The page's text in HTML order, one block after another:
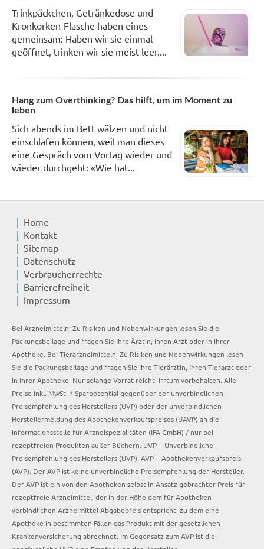
Trinkpäckchen, Getränkedose und
Kronkorken-Flasche haben eines
gemeinsam: Haben wir sie einmal
geöffnet, trinken wir sie meist leer....
Hang zum Overthinking? Das hilft, um im Moment zu
leben
Sich abends im Bett wälzen und nicht
einschlafen können, weil man dieses
eine Gespräch vom Vortag wieder und
wieder durchgeht: «Wie hat...
Home
Kontakt
Sitemap
Datenschutz
Verbraucherrechte
Barrierefreiheit
Impressum
Bei Arzneimitteln: Zu Risiken und Nebenwirkungen lesen Sie die
Packungsbeilage und fragen Sie Ihre Ärztin, Ihren Arzt oder in Ihrer
Apotheke. Bei Tierarzneimitteln: Zu Risiken und Nebenwirkungen lesen
Sie die Packungsbeilage und fragen Sie Ihre Tierärztin, Ihren Tierarzt oder
in Ihrer Apotheke. Nur solange Vorrat reicht. Irrtum vorbehalten. Alle
Preise inkl. MwSt. * Sparpotential gegenüber der unverbindlichen
Preisempfehlung des Herstellers (UVP) oder der unverbindlichen
Herstellermeldung des Apothekenverkaufspreises (UAVP) an die
Informationsstelle für Arzneispezialitäten (IFA GmbH) / nur bei
rezeptfreien Produkten außer Büchern. UVP = Unverbindliche
Preisempfehlung des Herstellers (UVP). AVP = Apothekenverkaufspreis
(AVP). Der AVP ist keine unverbindliche Preisempfehlung der Hersteller.
Der AVP ist ein von den Apotheken selbst in Ansatz gebrachter Preis für
rezeptfreie Arzneimittel, der in der Höhe dem für Apotheken
verbindlichen Arzneimittel Abgabepreis entspricht, zu dem eine
Apotheke in bestimmten Fällen das Produkt mit der gesetzlichen
Krankenversicherung abrechnet. Im Gegensatz zum AVP ist die